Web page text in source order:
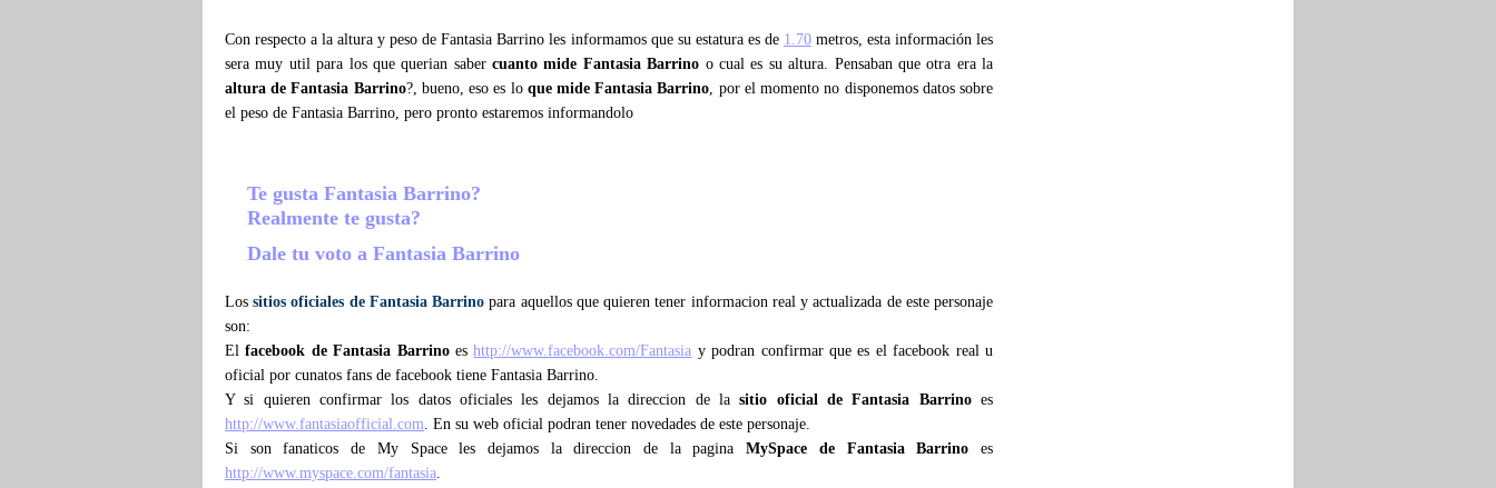
Con respecto a la altura y peso de Fantasia Barrino les informamos que su estatura es de 1.70metros, esta información les
sera muy util para los que querian sabercuanto mide Fantasia Barrino o cual es su altura. Pensaban que otra era la
altura de Fantasia Barrino?, bueno, eso es lo que mide Fantasia Barrino, por el momento no disponemos datos sobre
el peso de Fantasia Barrino, pero pronto estaremos informandolo
Te gusta Fantasia Barrino?
Realmente te gusta?
Dale tu voto a Fantasia Barrino
Lossitios oficiales de Fantasia Barrino para aquellos que quieren tener informacion real y actualizada de este personaje
son:
Elfacebook de Fantasia Barrinoeshttp://www.facebook.com/Fantasia y podran confirmar que es el facebook real u
oficial por cunatos fans de facebook tiene Fantasia Barrino.
Y si quieren confirmar los datos oficiales les dejamos la direccion de lasitio oficial de Fantasia Barrinoes
http://www.fantasiaofficial.com. En su web oficial podran tener novedades de este personaje.
Si son fanaticos de My Space les dejamos la direccion de la paginaMySpace de Fantasia Barrino es
http://www.myspace.com/fantasia.